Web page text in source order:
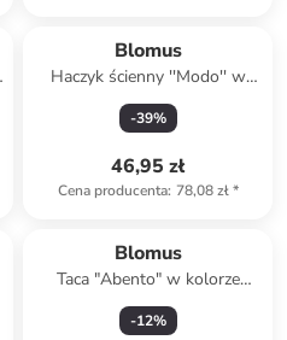
Blomus
Haczyk ścienny ''Modo'' w
kolorze srebrnym - 2 x 6 x 1
cm
-39%
46,95 zł
Cena producenta: 78,08 zł*
Blomus
Taca "Abento" w kolorze
jasnobrązowym - 50 x 30 cm
-12%